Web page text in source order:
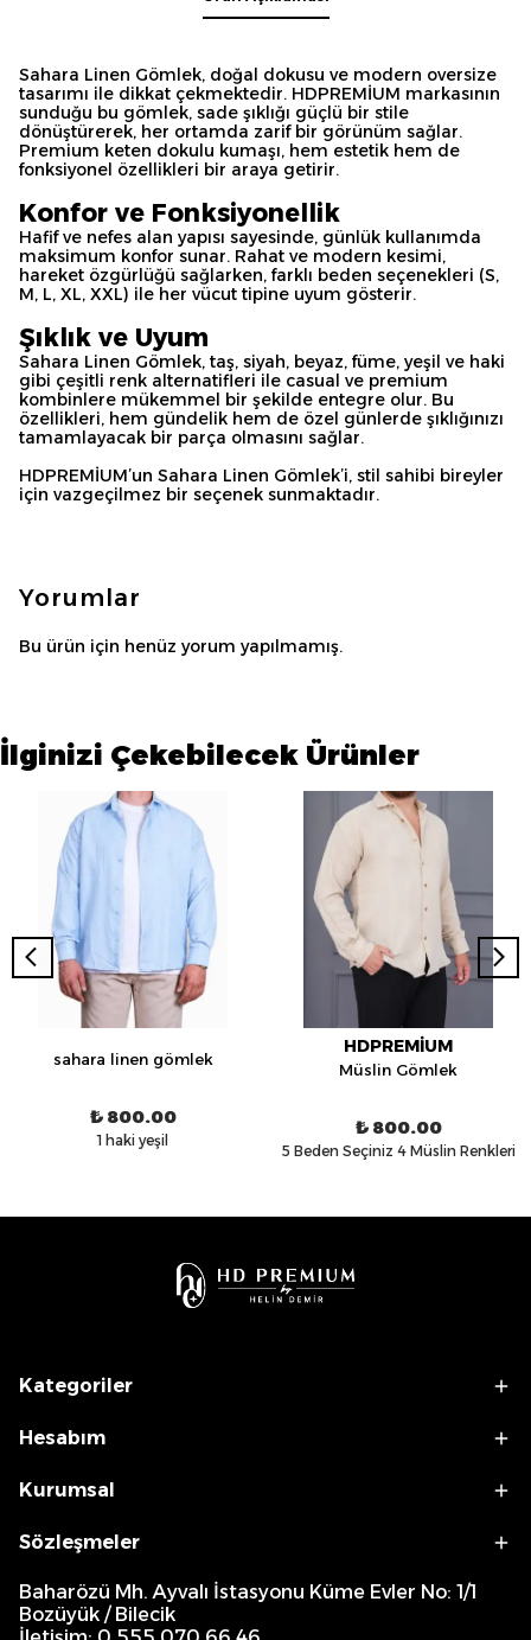
Sahara Linen Gömlek, doğal dokusu ve modern oversize
tasarımı ile dikkat çekmektedir. HDPREMİUM markasının
sunduğu bu gömlek, sade şıklığı güçlü bir stile
dönüştürerek, her ortamda zarif bir görünüm sağlar.
Premium keten dokulu kumaşı, hem estetik hem de
fonksiyonel özellikleri bir araya getirir.
Konfor ve Fonksiyonellik
Hafif ve nefes alan yapısı sayesinde, günlük kullanımda
maksimum konfor sunar. Rahat ve modern kesimi,
hareket özgürlüğü sağlarken, farklı beden seçenekleri (S,
M, L, XL, XXL) ile her vücut tipine uyum gösterir.
Şıklık ve Uyum
Sahara Linen Gömlek, taş, siyah, beyaz, füme, yeşil ve haki
gibi çeşitli renk alternatifleri ile casual ve premium
kombinlere mükemmel bir şekilde entegre olur. Bu
özellikleri, hem gündelik hem de özel günlerde şıklığınızı
tamamlayacak bir parça olmasını sağlar.
HDPREMİUM’un Sahara Linen Gömlek’i, stil sahibi bireyler
için vazgeçilmez bir seçenek sunmaktadır.
Yorumlar
Bu ürün için henüz yorum yapılmamış.
İlginizi Çekebilecek Ürünler
sahara linen gömlek
₺ 800.00
1 haki yeşil
HDPREMİUM
Müslin Gömlek
₺ 800.00
5 Beden Seçiniz 4 Müslin Renkleri
Kategoriler
Hesabım
Kurumsal
Sözleşmeler
Baharözü Mh. Ayvalı İstasyonu Küme Evler No: 1/1
Bozüyük / Bilecik